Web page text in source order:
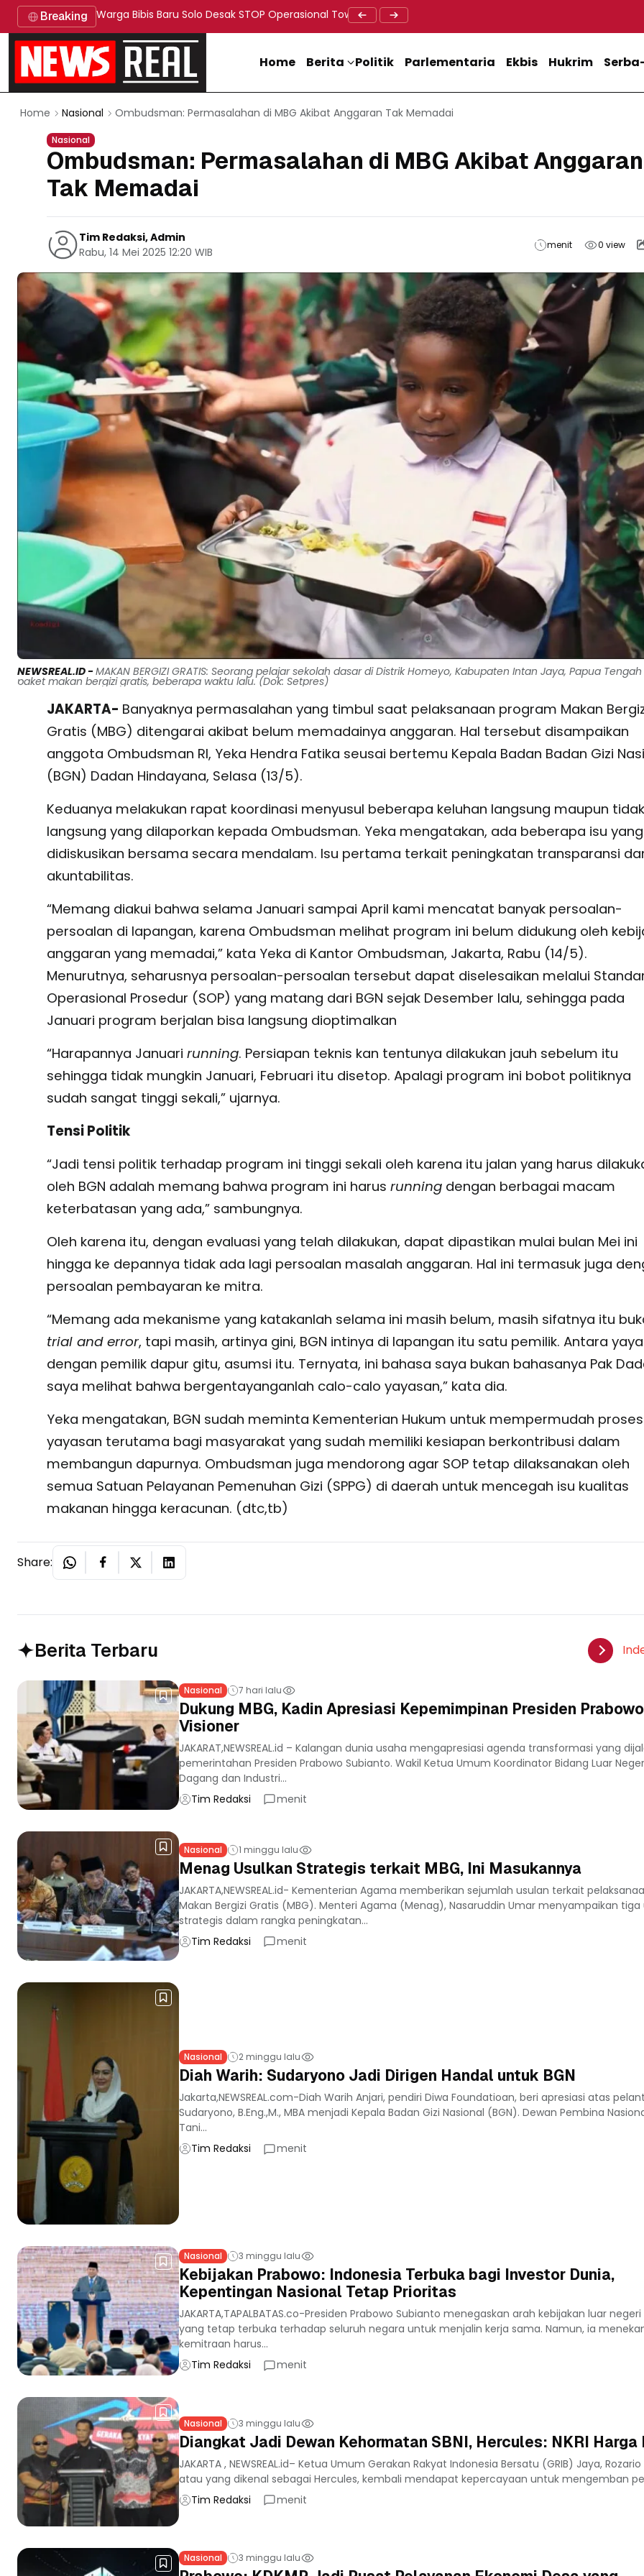
Breaking Warga Bibis Baru Solo Desak STOP Operasional Tower BTS, Diwa : Nyawa dan Keselamatan Warga Lebih
Doa Lintas Agama Perkuat Semangat Persatuan Jelang
Home Berita Politik Parlementaria Ekbis Hukrim
Home Nasional Ombudsman: Permasalahan di MBG Akibat Anggaran Tak Memadai
Nasional
Ombudsman: Permasalahan di MBG Akibat Anggaran
Tak Memadai
Tim Redaksi, Admin
Rabu, 14 Mei 2025 12:20 WIB
menit 0view
NEWSREAL.ID -MAKAN BERGIZI GRATIS: Seorang pelajar sekolah dasar di Distrik Homeyo, Kabupaten Intan Jaya, Papua
paket makan bergizi gratis, beberapa waktu lalu. (Dok: Setpres)
JAKARTA- Banyaknya permasalahan yang timbul saat pelaksanaan program Makan
Gratis (MBG) ditengarai akibat belum memadainya anggaran. Hal tersebut disampaikan
anggota Ombudsman RI, Yeka Hendra Fatika seusai bertemu Kepala Badan Badan Gizi
(BGN) Dadan Hindayana, Selasa (13/5).
Keduanya melakukan rapat koordinasi menyusul beberapa keluhan langsung maupun tidak
langsung yang dilaporkan kepada Ombudsman. Yeka mengatakan, ada beberapa isu
didiskusikan bersama secara mendalam. Isu pertama terkait peningkatan transparansi
akuntabilitas.
“Memang diakui bahwa selama Januari sampai April kami mencatat banyak persoalan-
persoalan di lapangan, karena Ombudsman melihat program ini belum didukung oleh
anggaran yang memadai,” kata Yeka di Kantor Ombudsman, Jakarta, Rabu (14/5).
Menurutnya, seharusnya persoalan-persoalan tersebut dapat diselesaikan melalui
Operasional Prosedur (SOP) yang matang dari BGN sejak Desember lalu, sehingga pada
Januari program berjalan bisa langsung dioptimalkan
“Harapannya Januari running. Persiapan teknis kan tentunya dilakukan jauh sebelum itu
sehingga tidak mungkin Januari, Februari itu disetop. Apalagi program ini bobot politiknya
sudah sangat tinggi sekali,” ujarnya.
Tensi Politik
“Jadi tensi politik terhadap program ini tinggi sekali oleh karena itu jalan yang harus
oleh BGN adalah memang bahwa program ini harus runningdengan berbagai macam
keterbatasan yang ada,” sambungnya.
Oleh karena itu, dengan evaluasi yang telah dilakukan, dapat dipastikan mulai bulan Mei ini
hingga ke depannya tidak ada lagi persoalan masalah anggaran. Hal ini termasuk juga
persoalan pembayaran ke mitra.
“Memang ada mekanisme yang katakanlah selama ini masih belum, masih sifatnya itu
trial and error, tapi masih, artinya gini, BGN intinya di lapangan itu satu pemilik. Antara
dengan pemilik dapur gitu, asumsi itu. Ternyata, ini bahasa saya bukan bahasanya Pak
saya melihat bahwa bergentayanganlah calo-calo yayasan,” kata dia.
Yeka mengatakan, BGN sudah meminta Kementerian Hukum untuk mempermudah proses
yayasan terutama bagi masyarakat yang sudah memiliki kesiapan berkontribusi dalam
membangun dapurnya. Ombudsman juga mendorong agar SOP tetap dilaksanakan oleh
semua Satuan Pelayanan Pemenuhan Gizi (SPPG) di daerah untuk mencegah isu kualitas
makanan hingga keracunan. (dtc,tb)
Share:
Berita Terbaru
Nasional 7 hari lalu
Dukung MBG, Kadin Apresiasi Kepemimpinan Presiden
Visioner
JAKARAT,NEWSREAL.id – Kalangan dunia usaha mengapresiasi agenda transformasi yang
pemerintahan Presiden Prabowo Subianto. Wakil Ketua Umum Koordinator Bidang Luar
Dagang dan Industri...
Tim Redaksi
menit
Nasional 1 minggu lalu
Menag Usulkan Strategis terkait MBG, Ini Masukannya
JAKARTA,NEWSREAL.id- Kementerian Agama memberikan sejumlah usulan terkait
Makan Bergizi Gratis (MBG). Menteri Agama (Menag), Nasaruddin Umar menyampaikan tiga
strategis dalam rangka peningkatan...
Tim Redaksi
menit
Nasional 2 minggu lalu
Diah Warih: Sudaryono Jadi Dirigen Handal untuk BGN
Jakarta,NEWSREAL.com-Diah Warih Anjari, pendiri Diwa Foundatioan, beri apresiasi atas
Sudaryono, B.Eng.,M., MBA menjadi Kepala Badan Gizi Nasional (BGN). Dewan Pembina
Tani...
Tim Redaksi
menit
Nasional 3 minggu lalu
Kebijakan Prabowo: Indonesia Terbuka bagi Investor Dunia,
Kepentingan Nasional Tetap Prioritas
JAKARTA,TAPALBATAS.co-Presiden Prabowo Subianto menegaskan arah kebijakan luar
yang tetap terbuka terhadap seluruh negara untuk menjalin kerja sama. Namun, ia
kemitraan harus...
Tim Redaksi
menit
Nasional 3 minggu lalu
Diangkat Jadi Dewan Kehormatan SBNI, Hercules: NKRI Harga
JAKARTA , NEWSREAL.id– Ketua Umum Gerakan Rakyat Indonesia Bersatu (GRIB) Jaya,
atau yang dikenal sebagai Hercules, kembali mendapat kepercayaan untuk mengemban
Tim Redaksi
menit
Nasional 3 minggu lalu